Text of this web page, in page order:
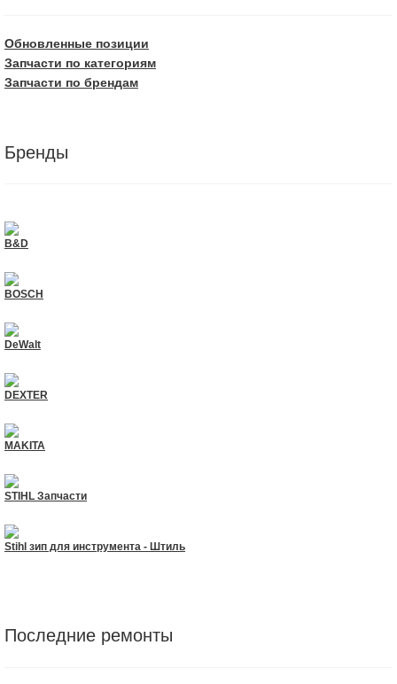
Обновленные позиции
Запчасти по категориям
Запчасти по брендам
Бренды
B&D
BOSCH
DeWalt
DEXTER
MAKITA
STIHL Запчасти
Stihl зип для инструмента - Штиль
Последние ремонты